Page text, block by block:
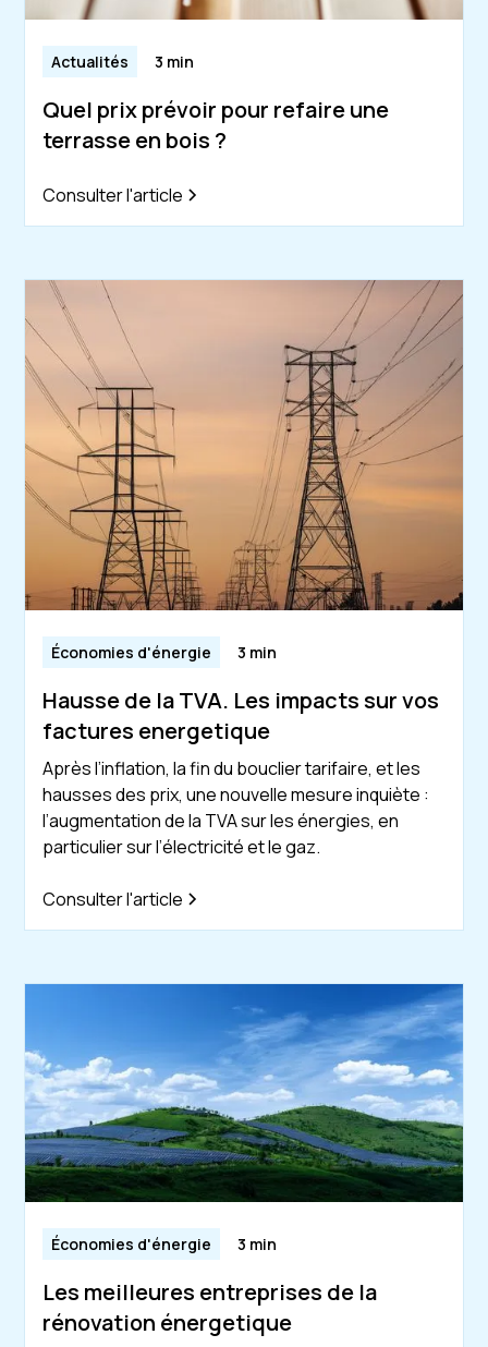
Actualités 3 min
Quel prix prévoir pour refaire une
terrasse en bois ?
Consulter l'article
Économies d'énergie 3 min
Hausse de la TVA. Les impacts sur vos
factures energetique
Après l’inflation, la fin du bouclier tarifaire, et les
hausses des prix, une nouvelle mesure inquiète :
l’augmentation de la TVA sur les énergies, en
particulier sur l’électricité et le gaz.
Consulter l'article
Économies d'énergie 3 min
Les meilleures entreprises de la
rénovation énergetique